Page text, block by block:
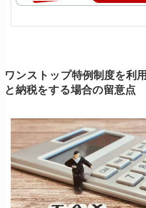
ワンストップ特例制度を利
と納税をする場合の留意点